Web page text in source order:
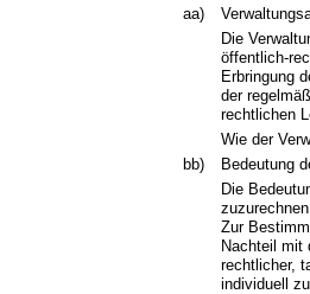
aa)
Die
öffentlich-
Erbringung
der
rechtlichen
Wie der
bb)
Bedeutung
Die
Zur
Nachteil mit
rechtlicher,
individuell